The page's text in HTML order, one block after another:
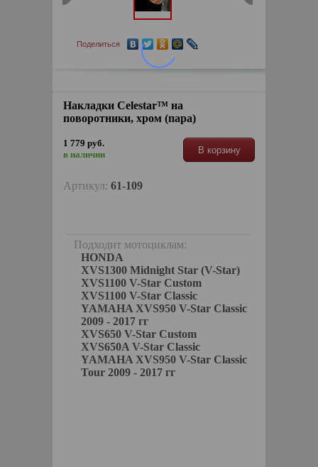
Поделиться
Накладки Celestar™ на
поворотники, хром (пара)
1 779 руб.
в наличии
В корзину
Артикул: 61-109
Подходит мотоциклам:
HONDA
XVS1300 Midnight Star (V-Star)
XVS1100 V-Star Custom
XVS1100 V-Star Classic
YAMAHA XVS950 V-Star Classic
2009 - 2017 гг
XVS650 V-Star Custom
XVS650A V-Star Classic
YAMAHA XVS950 V-Star Classic
Tour 2009 - 2017 гг